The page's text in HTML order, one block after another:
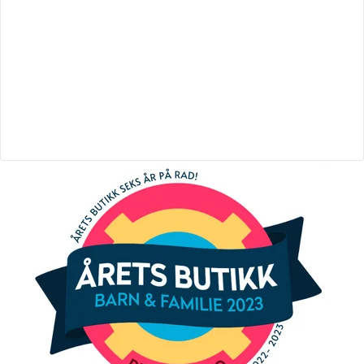
VENDBAR SPORTSDEL
På en tur i dyreparken eller rundt den lokale
dammen? Vend sittedelen fremover, slik at barnet ditt får
se verden. Trenger den lille trøst og komfort? Vri sittedelen
mot deg, slik at barnet ser deg og føler seg trygg.